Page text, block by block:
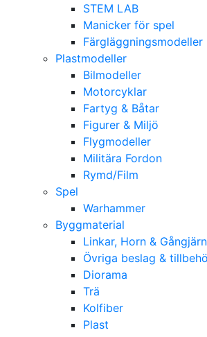
STEM LAB
Manicker för spel
Färgläggningsmodeller
Plastmodeller
Bilmodeller
Motorcyklar
Fartyg & Båtar
Figurer & Miljö
Flygmodeller
Militära Fordon
Rymd/Film
Spel
Warhammer
Byggmaterial
Linkar, Horn &
Övriga beslag &
Diorama
Trä
Kolfiber
Plast